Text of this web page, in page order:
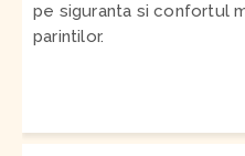
pe siguranta si confortul
parintilor.